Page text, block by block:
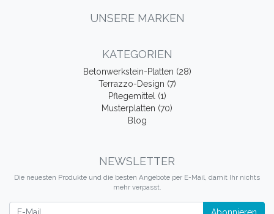
UNSERE MARKEN
KATEGORIEN
Betonwerkstein-Platten (28)
Terrazzo-Design (7)
Pflegemittel (1)
Musterplatten (70)
Blog
NEWSLETTER
Die neuesten Produkte und die besten Angebote per E-Mail, damit Ihr nichts
mehr verpasst.